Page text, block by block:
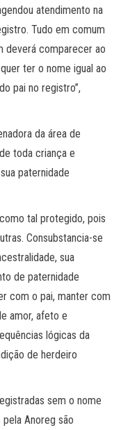
atendimento na
Tudo em comum
deverá comparecer ao
ter o nome igual ao
pai no registro”,
da área de
toda criança e
paternidade
tal protegido, pois
Consubstancia-se
sua
de paternidade
com o pai, manter com
amor, afeto e
lógicas da
de herdeiro
sem o nome
Anoreg são